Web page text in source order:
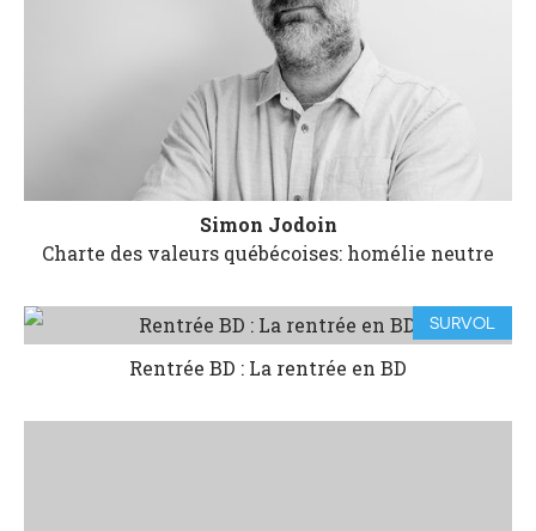
Simon Jodoin
Charte des valeurs québécoises: homélie neutre
SURVOL
Rentrée BD : La rentrée en BD